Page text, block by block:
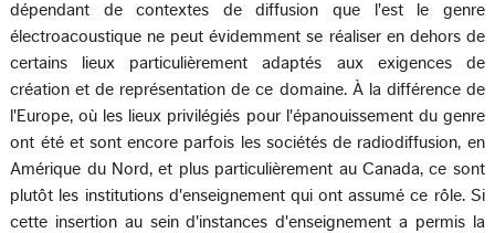
dépendant de contextes de diffusion que l'est le genre
électroacoustique ne peut évidemment se réaliser en dehors de
certains lieux particulièrement adaptés aux exigences de
création et de représentation de ce domaine. À la différence de
l'Europe, où les lieux privilégiés pour l'épanouissement du genre
ont été et sont encore parfois les sociétés de radiodiffusion, en
Amérique du Nord, et plus particulièrement au Canada, ce sont
plutôt les institutions d'enseignement qui ont assumé ce rôle. Si
cette insertion au sein d'instances d'enseignement a permis la